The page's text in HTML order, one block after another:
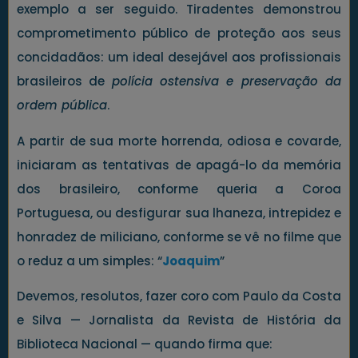
exemplo a ser seguido. Tiradentes demonstrou
comprometimento público de proteção aos seus
concidadãos: um ideal desejável aos profissionais
brasileiros de polícia ostensiva e preservação da
ordem pública.
A partir de sua morte horrenda, odiosa e covarde,
iniciaram as tentativas de apagá-lo da memória
dos brasileiro, conforme queria a Coroa
Portuguesa, ou desfigurar sua lhaneza, intrepidez e
honradez de miliciano, conforme se vê no filme que
o reduz a um simples: “Joaquim”
Devemos, resolutos, fazer coro com Paulo da Costa
e Silva — Jornalista da Revista de História da
Biblioteca Nacional — quando firma que: